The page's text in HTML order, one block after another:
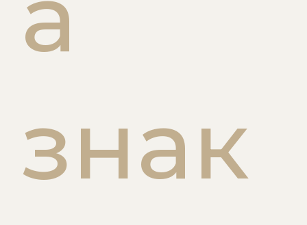
знак